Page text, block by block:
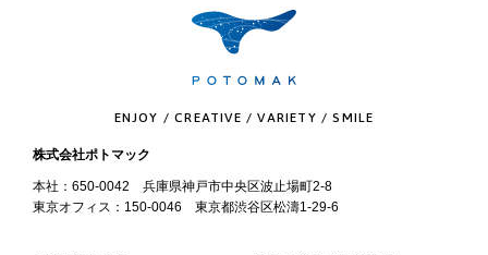
ENJOY / CREATIVE / VARIETY / SMILE
株式会社ポトマック
本社：650-0042 兵庫県神戸市中央区波止場町2-8
東京オフィス：150-0046 東京都渋谷区松濤1-29-6